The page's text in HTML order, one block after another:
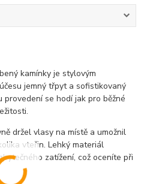
kamínky je stylovým
jemný třpyt a sofistikovaný
se hodí jak pro běžné
držel vlasy na místě a umožnil
vteřin. Lehký materiál
zatížení, což oceníte při